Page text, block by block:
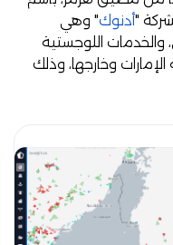
"أدنوك" وهي
اللوجستية
وخارجها، وذلك